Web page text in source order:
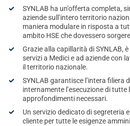
SYNLAB ha un’offerta completa,
aziende sull’intero territorio
maniera modulare in risposta a
ambito HSE che dovessero
Grazie alla capillarità di SYNLAB,
servizi a Medici e ad aziende con
il territorio nazionale.
SYNLAB garantisce l’intera filiera
internamente l’esecuzione di tutte
approfondimenti necessari.
Un servizio dedicato di segreteria
cliente per tutte le esigenze